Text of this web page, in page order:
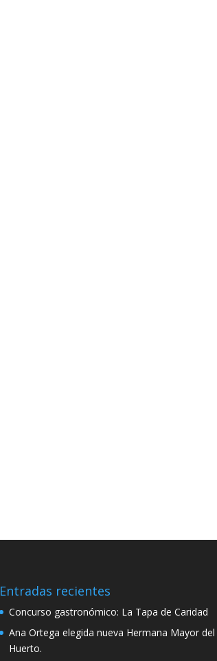
Entradas recientes
Concurso gastronómico: La Tapa de Caridad
Ana Ortega elegida nueva Hermana Mayor del
Huerto.